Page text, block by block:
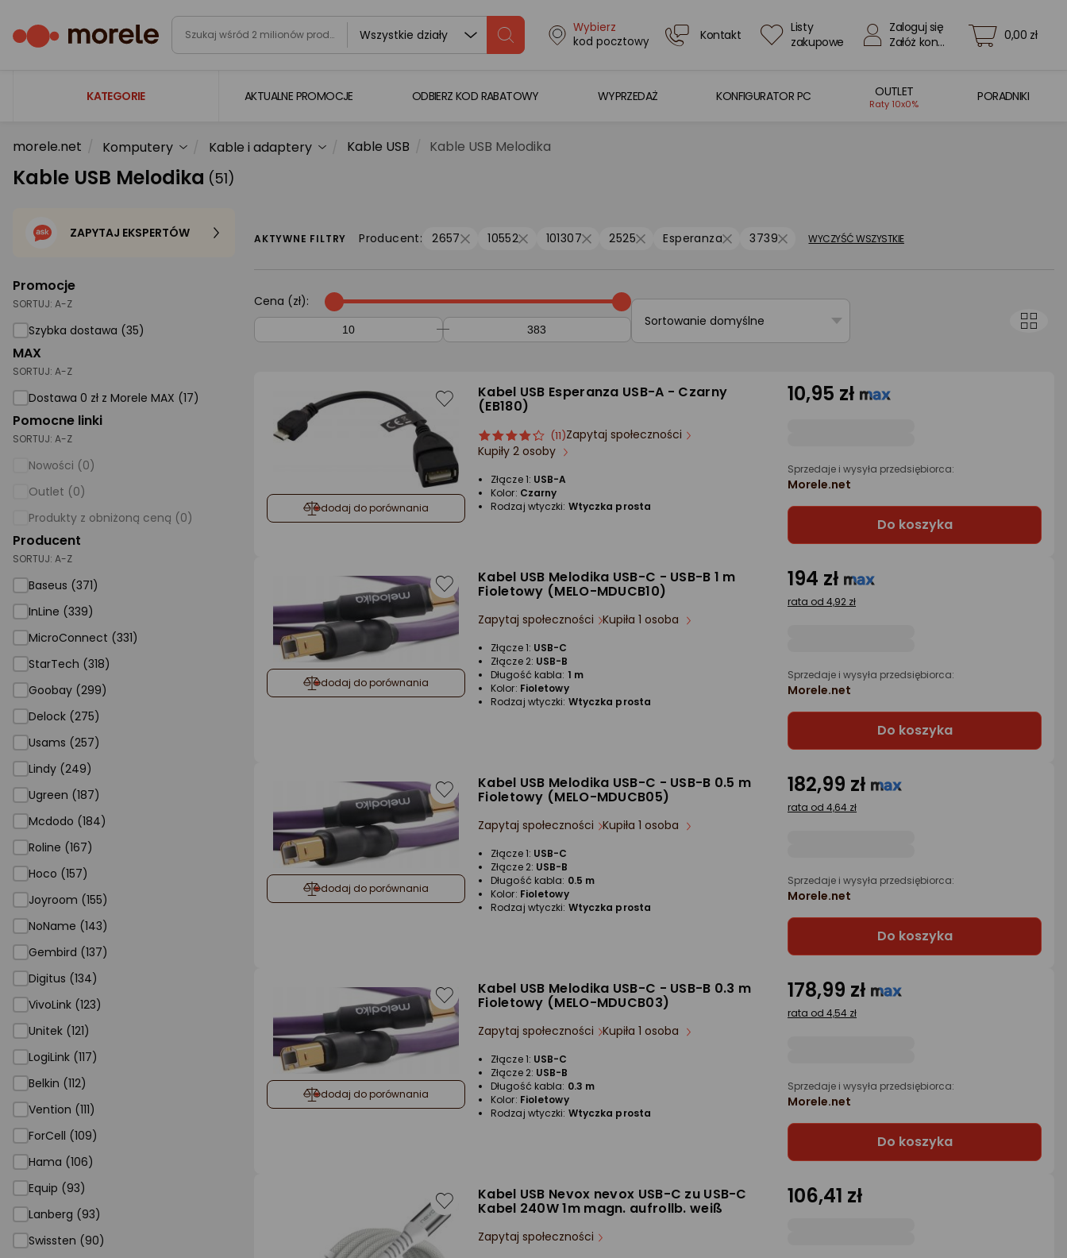
Wszystkie działy
Wybierz
kod pocztowy
Kontakt
Listy
zakupowe
Zaloguj się
Załóż konto
0,00 zł
KATEGORIE
Laptopy
Komputery
Gaming
Telewizory i audio
Foto i kamery
AGD duże
Dom i ogród
Biuro i firma
Sport i turystyka
Zabawki i dziecko
Supermarket
Strefa marek
AKTUALNE PROMOCJE ODBIERZ KOD RABATOWY WYPRZEDAŻ KONFIGURATOR PC OUTLET
Raty 10x0%
PORADNIKI
morele.net Komputery Kable i adaptery Kable USB Kable USB Melodika
Kable USB Melodika (51)
Promocje
SORTUJ: A-Z
Szybka dostawa (35)
MAX
SORTUJ: A-Z
Dostawa 0 zł z Morele MAX (17)
Pomocne linki
SORTUJ: A-Z
Nowości (0)
Outlet (0)
Produkty z obniżoną ceną (0)
Producent
SORTUJ: A-Z
Baseus (371)
InLine (339)
MicroConnect (331)
StarTech (318)
Goobay (299)
Delock (275)
Usams (257)
Lindy (249)
Ugreen (187)
Mcdodo (184)
Roline (167)
Hoco (157)
Joyroom (155)
NoName (143)
Gembird (137)
Digitus (134)
VivoLink (123)
Unitek (121)
LogiLink (117)
Belkin (112)
Vention (111)
ForCell (109)
Hama (106)
Equip (93)
Lanberg (93)
Swissten (90)
ZAPYTAJ EKSPERTÓW AKTYWNE FILTRY Producent: 2657 10552 101307 2525 Esperanza 3739 WYCZYŚĆ WSZYSTKIE
Cena (zł):
Sortowanie domyślne
dodaj do porównania
Kabel USB Esperanza USB-A - Czarny
(EB180)
ocena
produktu
gwiazdki
Ocena
produktu
(11)Zapytaj społeczności
Kupiły 2 osoby
Złącze 1: USB-A
Kolor: Czarny
Rodzaj wtyczki: Wtyczka prosta
10,95 zł
Sprzedaje i wysyła przedsiębiorca:
Morele.net
Do koszyka
dodaj do porównania
Kabel USB Melodika USB-C - USB-B 1 m
Fioletowy (MELO-MDUCB10)
Zapytaj społeczności Kupiła 1 osoba
Złącze 1: USB-C
Złącze 2: USB-B
Długość kabla: 1 m
Kolor: Fioletowy
Rodzaj wtyczki: Wtyczka prosta
194 zł
rata od 4,92 zł
Sprzedaje i wysyła przedsiębiorca:
Morele.net
Do koszyka
dodaj do porównania
Kabel USB Melodika USB-C - USB-B 0.5 m
Fioletowy (MELO-MDUCB05)
Zapytaj społeczności Kupiła 1 osoba
Złącze 1: USB-C
Złącze 2: USB-B
Długość kabla: 0.5 m
Kolor: Fioletowy
Rodzaj wtyczki: Wtyczka prosta
182,99 zł
rata od 4,64 zł
Sprzedaje i wysyła przedsiębiorca:
Morele.net
Do koszyka
dodaj do porównania
Kabel USB Melodika USB-C - USB-B 0.3 m
Fioletowy (MELO-MDUCB03)
Zapytaj społeczności Kupiła 1 osoba
Złącze 1: USB-C
Złącze 2: USB-B
Długość kabla: 0.3 m
Kolor: Fioletowy
Rodzaj wtyczki: Wtyczka prosta
178,99 zł
rata od 4,54 zł
Sprzedaje i wysyła przedsiębiorca:
Morele.net
Do koszyka
Kabel USB Nevox nevox USB-C zu USB-C
Kabel 240W 1m magn. aufrollb. weiß
Zapytaj społeczności
106,41 zł